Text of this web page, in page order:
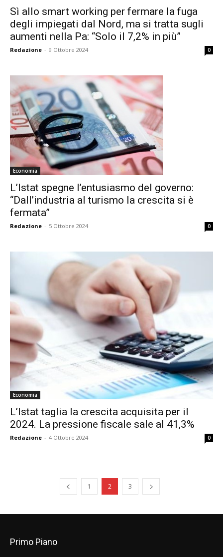
Sì allo smart working per fermare la fuga
degli impiegati dal Nord, ma si tratta sugli
aumenti nella Pa: “Solo il 7,2% in più”
Redazione - 9 Ottobre 2024 0
Economia
L’Istat spegne l’entusiasmo del governo:
“Dall’industria al turismo la crescita si è
fermata”
Redazione - 5 Ottobre 2024 0
Economia
L’Istat taglia la crescita acquisita per il
2024. La pressione fiscale sale al 41,3%
Redazione - 4 Ottobre 2024 0
1 2 3
Primo Piano